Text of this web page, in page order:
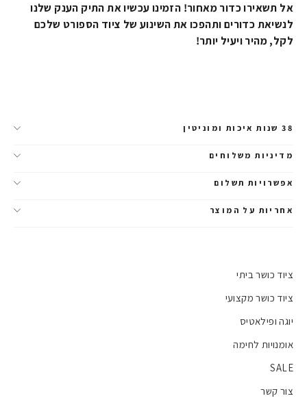
אל תשאירו כדור מאחור! הזמינו עכשיו את התיק הענק שלנו
לנשיאת כדורים ותהפכו את השינוע של ציוד הספורט שלכם
לקל, מהיר ויעיל יותר!
38 שנות איכות ומוניטין
מדיניות משלוחים
אפשרויות תשלום
אחריות על המוצר
ציוד כושר ביתי
ציוד כושר מקצועי
יוגה ופילאטיס
אומנויות לחימה
SALE
צור קשר